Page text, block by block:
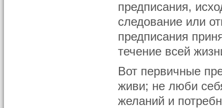
предписания,
следование или
предписания
течение всей
Вот первичные
живи; не люби
желаний и